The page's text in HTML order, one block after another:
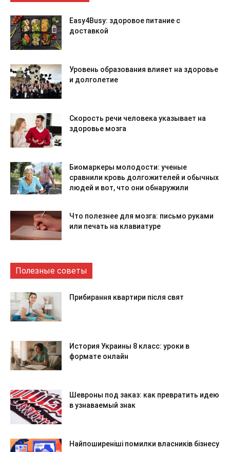
Easy4Busy: здоровое питание с
доставкой
Уровень образования влияет на здоровье
и долголетие
Скорость речи человека указывает на
здоровье мозга
Биомаркеры молодости: ученые
сравнили кровь долгожителей и обычных
людей и вот, что они обнаружили
Что полезнее для мозга: письмо руками
или печать на клавиатуре
Полезные советы
Прибирання квартири після свят
История Украины 8 класс: уроки в
формате онлайн
Шевроны под заказ: как превратить идею
в узнаваемый знак
Найпоширеніші помилки власників бізнесу